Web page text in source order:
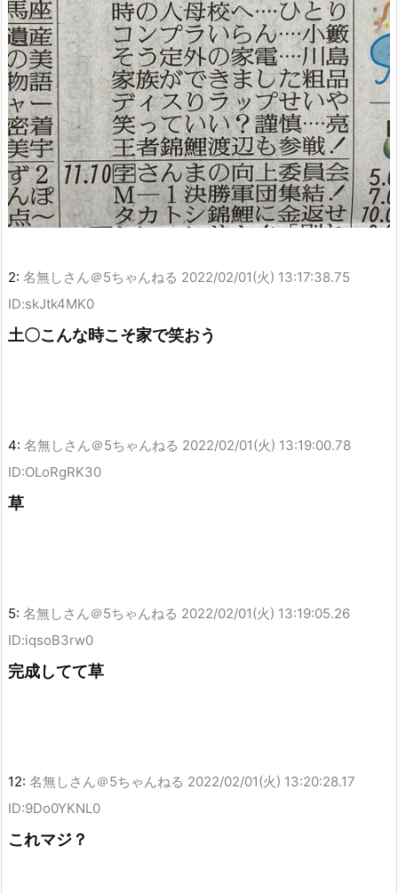
2: 名無しさん＠5ちゃんねる 2022/02/01(火) 13:17:38.75
ID:skJtk4MK0
土〇こんな時こそ家で笑おう
4: 名無しさん＠5ちゃんねる 2022/02/01(火) 13:19:00.78
ID:OLoRgRK30
草
5: 名無しさん＠5ちゃんねる 2022/02/01(火) 13:19:05.26
ID:iqsoB3rw0
完成してて草
12: 名無しさん＠5ちゃんねる 2022/02/01(火) 13:20:28.17
ID:9Do0YKNL0
これマジ？